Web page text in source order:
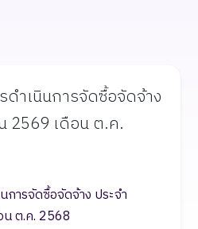
ำเนินการจัดซื้อจัดจ้าง
2569 เดือน ต.ค.
การจัดซื้อจัดจ้าง ประจำ
ต.ค. 2568